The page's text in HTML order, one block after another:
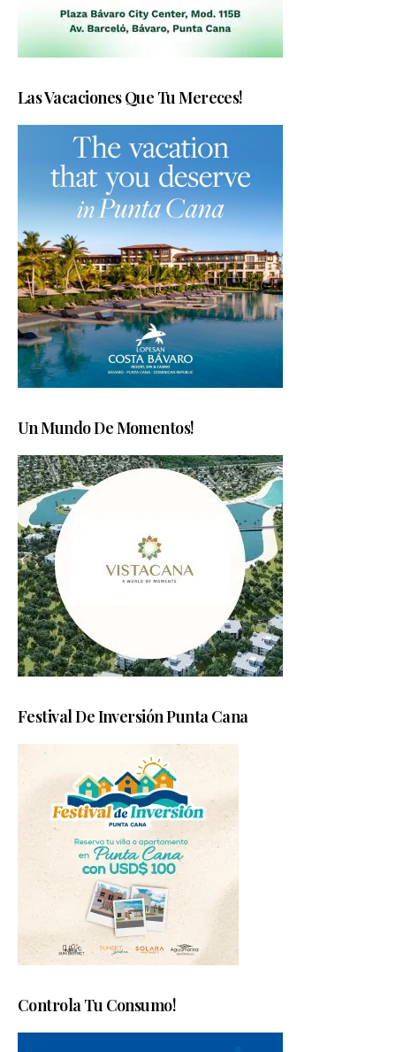
Las Vacaciones Que Tu Mereces!
Un Mundo De Momentos!
Festival De Inversión Punta Cana
Controla Tu Consumo!